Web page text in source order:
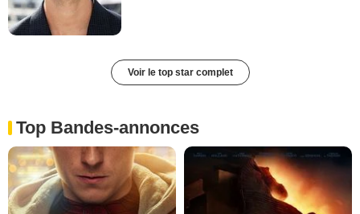
Voir le top star complet
Top Bandes-annonces